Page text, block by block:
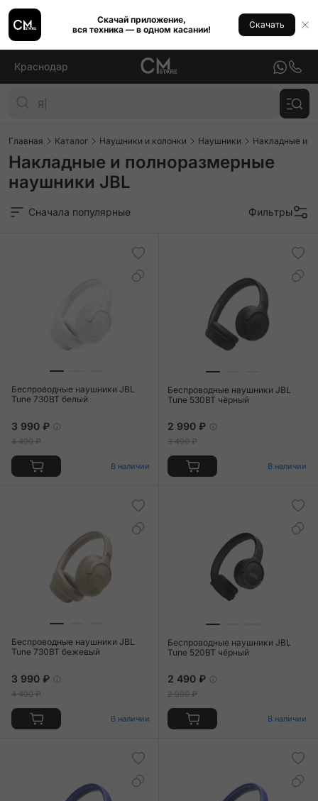
Скачай приложение,
вся техника — в одном касании!
Скачать
Краснодар
Главная Каталог Наушники и колонки Наушники Накладные и
Накладные и полноразмерные
наушники JBL
Сначала популярные Фильтры
Беспроводные наушники JBL
Tune 730BT белый
3 990 ₽
4 490 ₽
В наличии
Беспроводные наушники JBL
Tune 530BT чёрный
2 990 ₽
3 490 ₽
В наличии
Беспроводные наушники JBL
Tune 730BT бежевый
3 990 ₽
4 490 ₽
В наличии
Беспроводные наушники JBL
Tune 520BT чёрный
2 490 ₽
2 990 ₽
В наличии